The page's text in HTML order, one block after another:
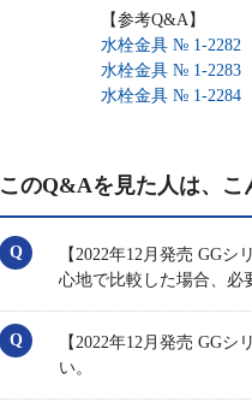
【参考Q&A】
水栓金具 № 1-2282
水栓金具 № 1-2283
水栓金具 № 1-2284
このQ&Aを見た人は、
【2022年12月発売 GG
心地で比較した場合、必
【2022年12月発売 GG
い。